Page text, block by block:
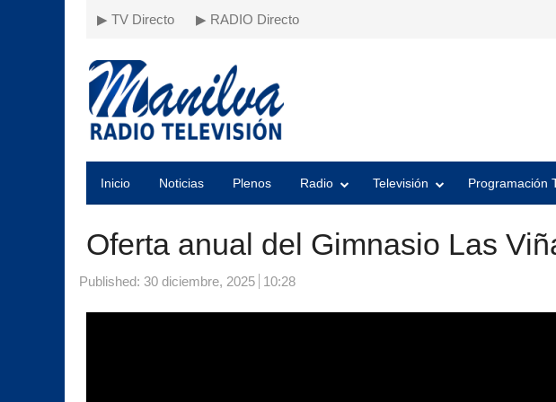
▶ TV Directo ▶ RADIO Directo
Inicio Noticias Plenos Radio Televisión Programación
Oferta anual del Gimnasio Las
Published: 30 diciembre, 2025 10:28